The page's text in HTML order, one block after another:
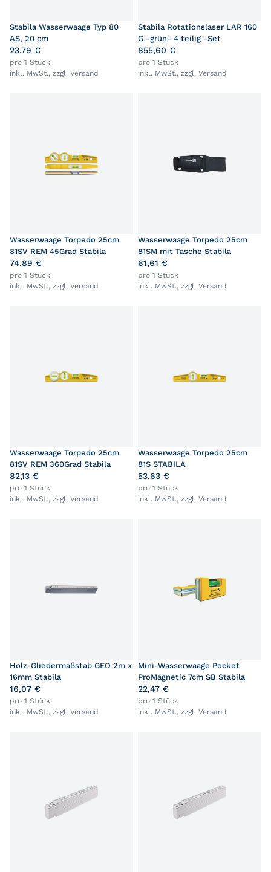
Stabila Wasserwaage Typ 80
AS, 20 cm
23,79 €
pro 1 Stück
inkl. MwSt., zzgl. Versand
Stabila Rotationslaser LAR 160
G -grün- 4 teilig -Set
855,60 €
pro 1 Stück
inkl. MwSt., zzgl. Versand
Wasserwaage Torpedo 25cm
81SV REM 45Grad Stabila
74,89 €
pro 1 Stück
inkl. MwSt., zzgl. Versand
Wasserwaage Torpedo 25cm
81SM mit Tasche Stabila
61,61 €
pro 1 Stück
inkl. MwSt., zzgl. Versand
Wasserwaage Torpedo 25cm
81SV REM 360Grad Stabila
82,13 €
pro 1 Stück
inkl. MwSt., zzgl. Versand
Wasserwaage Torpedo 25cm
81S STABILA
53,63 €
pro 1 Stück
inkl. MwSt., zzgl. Versand
Holz-Gliedermaßstab GEO 2m x
16mm Stabila
16,07 €
pro 1 Stück
inkl. MwSt., zzgl. Versand
Mini-Wasserwaage Pocket
ProMagnetic 7cm SB Stabila
22,47 €
pro 1 Stück
inkl. MwSt., zzgl. Versand